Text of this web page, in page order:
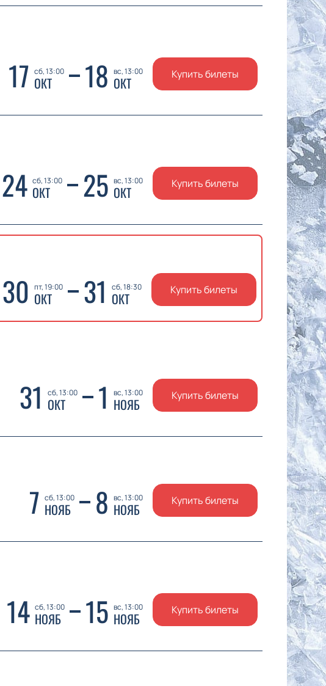
17 сб, 13:00
ОКТ 18 вс, 13:00
ОКТ Купить билеты
24 сб, 13:00
ОКТ 25 вс, 13:00
ОКТ Купить билеты
30 пт, 19:00
ОКТ 31 сб, 18:30
ОКТ Купить билеты
31 сб, 13:00
ОКТ 1 вс, 13:00
НОЯБ Купить билеты
7 сб, 13:00
НОЯБ 8 вс, 13:00
НОЯБ Купить билеты
14 сб, 13:00
НОЯБ 15 вс, 13:00
НОЯБ Купить билеты